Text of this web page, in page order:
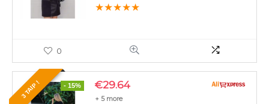
★★★★★
0
3 TAIP ! - 15% €29.64
+ 5 more